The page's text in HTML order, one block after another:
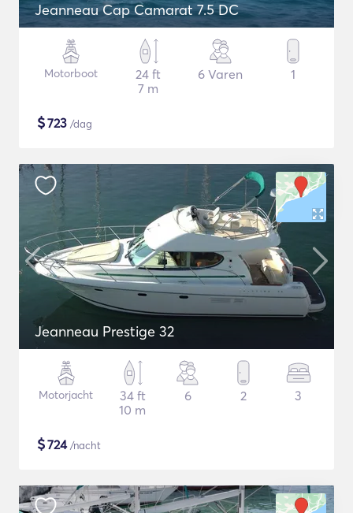
Jeanneau Cap Camarat 7.5 DC
Motorboot
24 ft
7 m
6 Varen 1
$723 /dag
Jeanneau Prestige 32
Motorjacht
34 ft
10 m
6 2 3
$724/nacht